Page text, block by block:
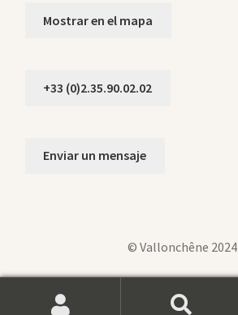
Mostrar en el mapa
+33 (0)2.35.90.02.02
Enviar un mensaje
© Vallonchêne 2024